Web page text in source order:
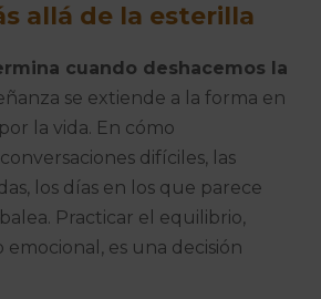
allá de la esterilla
cuando deshacemos la
se extiende a la forma en
la vida. En cómo
difíciles, las
los días en los que parece
Practicar el equilibrio,
es una decisión